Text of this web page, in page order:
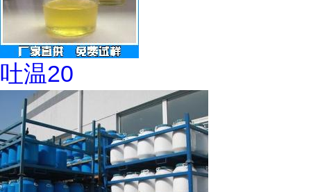
吐温20